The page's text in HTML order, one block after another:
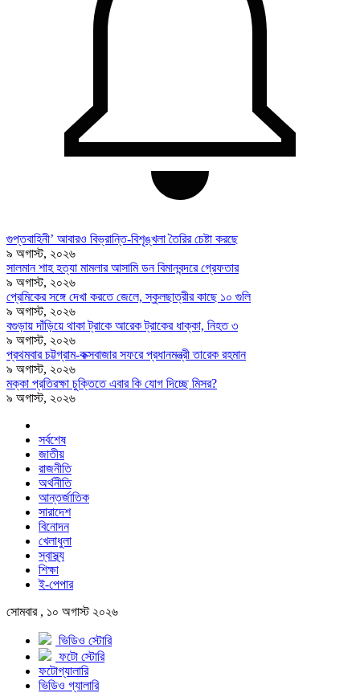
গুপ্তবাহিনী’ আবারও বিভ্রান্তি-বিশৃঙ্খলা তৈরির চেষ্টা করছে
৯ অগাস্ট, ২০২৬
সালমান শাহ হত্যা মামলার আসামি ডন বিমানবন্দরে গ্রেফতার
৯ অগাস্ট, ২০২৬
প্রেমিকের সঙ্গে দেখা করতে জেলে, স্কুলছাত্রীর কাছে ১০ গুলি
৯ অগাস্ট, ২০২৬
বগুড়ায় দাঁড়িয়ে থাকা ট্রাকে আরেক ট্রাকের ধাক্কা, নিহত ৩
৯ অগাস্ট, ২০২৬
প্রথমবার চট্টগ্রাম-কক্সবাজার সফরে প্রধানমন্ত্রী তারেক রহমান
৯ অগাস্ট, ২০২৬
মক্কা প্রতিরক্ষা চুক্তিতে এবার কি যোগ দিচ্ছে মিসর?
৯ অগাস্ট, ২০২৬
সর্বশেষ
জাতীয়
রাজনীতি
অর্থনীতি
আন্তর্জাতিক
সারাদেশ
বিনোদন
খেলাধুলা
স্বাস্থ্য
শিক্ষা
ই-পেপার
সোমবার , ১০ অগাস্ট ২০২৬
ভিডিও স্টোরি
ফটো স্টোরি
ফটোগ্যালারি
ভিডিও গ্যালারি